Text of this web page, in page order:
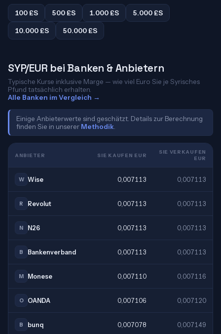
100 £S 500 £S 1.000 £S
5.000 £S
10.000 £S
50.000 £S
SYP/EUR bei Banken & Anbietern
Typische Kurse inklusive Marge — wie viel Euro Sie je Syrisches
Pfund tatsächlich erhalten.
Alle Banken im Vergleich →
Einige Anbieterwerte sind geschätzt. Details zur Berechnung
finden Sie in unserer Methodik
ANBIETER SIE KAUFEN EUR
SIE VERKAUFEN
EUR
W Wise 0,007113 0,007113
R Revolut 0,007113 0,007113
N N26 0,007113 0,007113
B Bankenverband 0,007113 0,007113
M Monese 0,007110 0,007116
O OANDA 0,007106 0,007120
B bunq 0,007078 0,007149